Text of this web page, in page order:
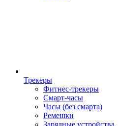
Трекеры
Фитнес-трекеры
Смарт-часы
Часы (без смарта)
Ремешки
Зарядные устройства